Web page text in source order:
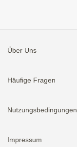
Über Uns
Häufige Fragen
Nutzungsbedingungen
Impressum